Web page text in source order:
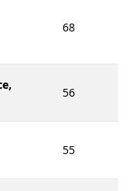
68
56
55